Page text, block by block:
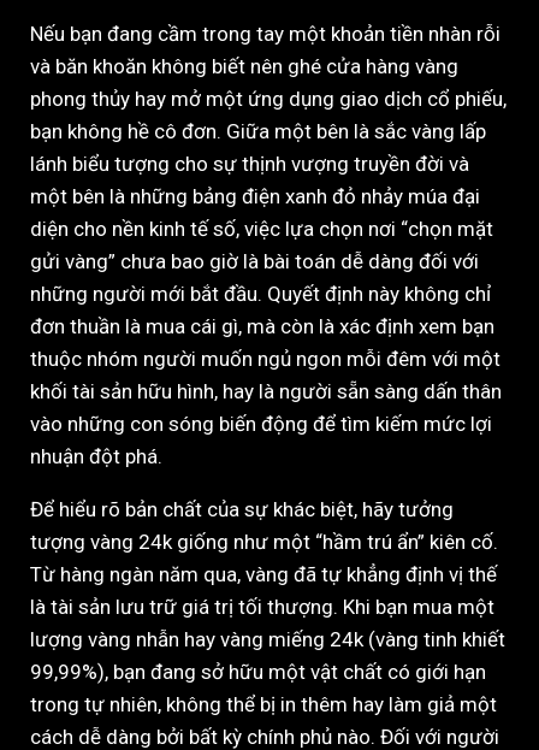
Nếu bạn đang cầm trong tay một khoản tiền nhàn rỗi
và băn khoăn không biết nên ghé cửa hàng vàng
phong thủy hay mở một ứng dụng giao dịch cổ phiếu,
bạn không hề cô đơn. Giữa một bên là sắc vàng lấp
lánh biểu tượng cho sự thịnh vượng truyền đời và
một bên là những bảng điện xanh đỏ nhảy múa đại
diện cho nền kinh tế số, việc lựa chọn nơi “chọn mặt
gửi vàng” chưa bao giờ là bài toán dễ dàng đối với
những người mới bắt đầu. Quyết định này không chỉ
đơn thuần là mua cái gì, mà còn là xác định xem bạn
thuộc nhóm người muốn ngủ ngon mỗi đêm với một
khối tài sản hữu hình, hay là người sẵn sàng dấn thân
vào những con sóng biến động để tìm kiếm mức lợi
nhuận đột phá.
Để hiểu rõ bản chất của sự khác biệt, hãy tưởng
tượng vàng 24k giống như một “hầm trú ẩn” kiên cố.
Từ hàng ngàn năm qua, vàng đã tự khẳng định vị thế
là tài sản lưu trữ giá trị tối thượng. Khi bạn mua một
lượng vàng nhẫn hay vàng miếng 24k (vàng tinh khiết
99,99%), bạn đang sở hữu một vật chất có giới hạn
trong tự nhiên, không thể bị in thêm hay làm giả một
cách dễ dàng bởi bất kỳ chính phủ nào. Đối với người